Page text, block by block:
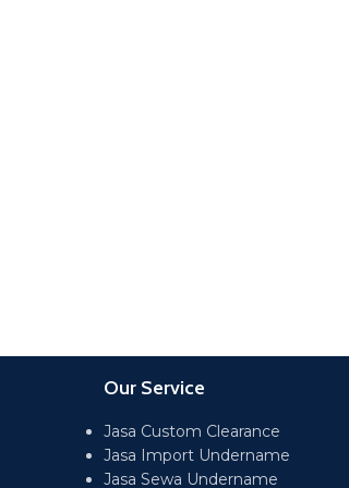
Our Service
Jasa Custom Clearance
Jasa Import Undername
Jasa Sewa Undername